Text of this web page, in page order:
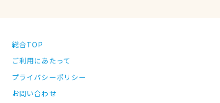
総合TOP
ご利用にあたって
プライバシーポリシー
お問い合わせ